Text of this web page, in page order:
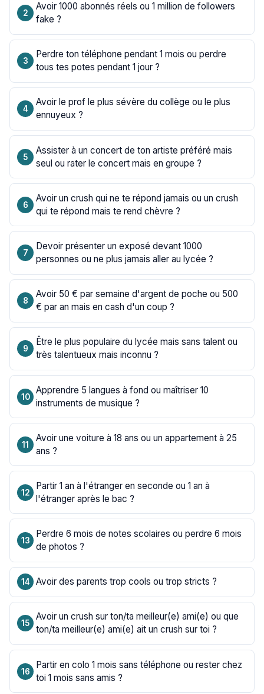
Avoir 1000 abonnés réels ou 1 million de followers
fake ?
Perdre ton téléphone pendant 1 mois ou perdre
tous tes potes pendant 1 jour ?
Avoir le prof le plus sévère du collège ou le plus
ennuyeux ?
Assister à un concert de ton artiste préféré mais
seul ou rater le concert mais en groupe ?
Avoir un crush qui ne te répond jamais ou un crush
qui te répond mais te rend chèvre ?
Devoir présenter un exposé devant 1000
personnes ou ne plus jamais aller au lycée ?
Avoir 50 € par semaine d'argent de poche ou 500
€ par an mais en cash d'un coup ?
Être le plus populaire du lycée mais sans talent ou
très talentueux mais inconnu ?
Apprendre 5 langues à fond ou maîtriser 10
instruments de musique ?
Avoir une voiture à 18 ans ou un appartement à 25
ans ?
Partir 1 an à l'étranger en seconde ou 1 an à
l'étranger après le bac ?
Perdre 6 mois de notes scolaires ou perdre 6 mois
de photos ?
Avoir des parents trop cools ou trop stricts ?
Avoir un crush sur ton/ta meilleur(e) ami(e) ou que
ton/ta meilleur(e) ami(e) ait un crush sur toi ?
Partir en colo 1 mois sans téléphone ou rester chez
toi 1 mois sans amis ?